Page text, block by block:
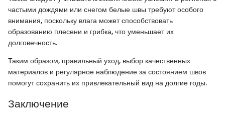
частыми дождями или снегом белые швы требуют особого
внимания, поскольку влага может способствовать
образованию плесени и грибка, что уменьшает их
долговечность.
Таким образом, правильный уход, выбор качественных
материалов и регулярное наблюдение за состоянием швов
помогут сохранить их привлекательный вид на долгие годы.
Заключение